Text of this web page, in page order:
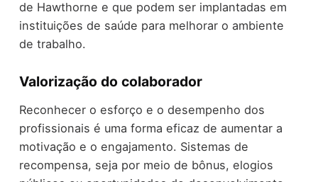
de Hawthorne e que podem ser implantadas em
instituições de saúde para melhorar o ambiente
de trabalho.
Valorização do colaborador
Reconhecer o esforço e o desempenho dos
profissionais é uma forma eficaz de aumentar a
motivação e o engajamento. Sistemas de
recompensa, seja por meio de bônus, elogios